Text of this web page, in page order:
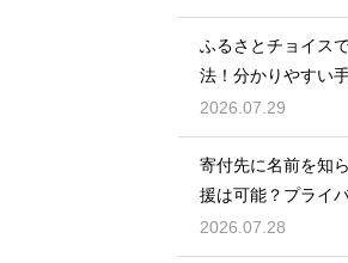
ふるさとチョイス
法！分かりやすい
魅力
2026.07.29
寄付先に名前を知
援は可能？プライ
会貢献する
2026.07.28